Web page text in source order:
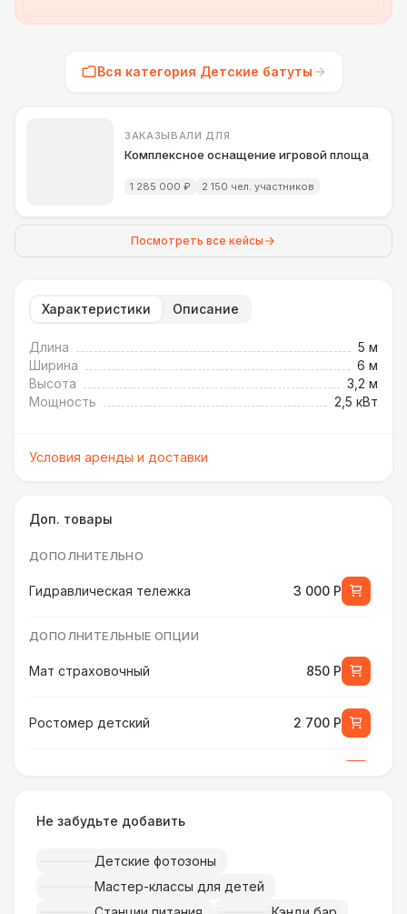
Вся категория Детские батуты
ЗАКАЗЫВАЛИ ДЛЯ
Комплексное оснащение игровой площадки
1 285 000 ₽ 2 150 чел. участников
Посмотреть все кейсы
Характеристики Описание
Длина
5 м
Ширина
6 м
Высота
3,2 м
Мощность
2,5 кВт
Условия аренды и доставки
Доп. товары
ДОПОЛНИТЕЛЬНО
Гидравлическая тележка 3 000 Р
ДОПОЛНИТЕЛЬНЫЕ ОПЦИИ
Мат страховочный 850 Р
Ростомер детский 2 700 Р
Музыкальное сопровождение
ПЕРСОНАЛ
4 900 Р
Не забудьте добавить
Детские фотозоны
Мастер-классы для детей